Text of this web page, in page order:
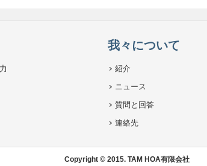
我々について
紹介
ニュース
質問と回答
連絡先
Copyright © 2015. TAM HOA有限会社